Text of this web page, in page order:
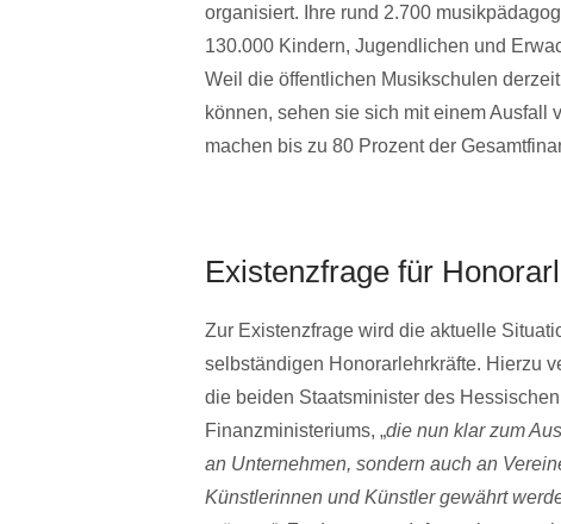
organisiert. Ihre rund 2.700
130.000 Kindern, Jugendlichen und
Weil die öffentlichen Musikschulen
können, sehen sie sich mit einem Ausfall
machen bis zu 80 Prozent der
Existenzfrage für
Zur Existenzfrage wird die aktuelle
selbständigen Honorarlehrkräfte. Hierzu
die beiden Staatsminister des
Finanzministeriums, „die nun klar zum
an Unternehmen, sondern auch an
Künstlerinnen und Künstler gewährt